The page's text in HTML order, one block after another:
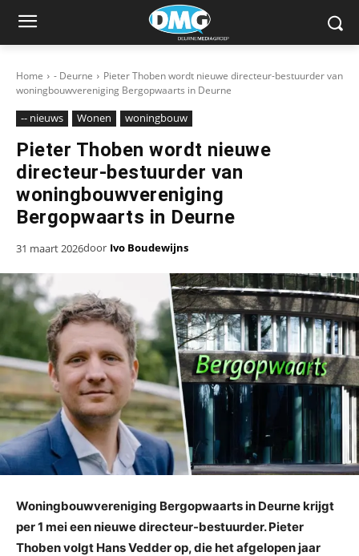
Home - Deurne
Pieter Thoben wordt nieuwe directeur-bestuurder van
woningbouwvereniging Bergopwaarts in Deurne
-- nieuws Wonen woningbouw
Pieter Thoben wordt nieuwe
directeur-bestuurder van
woningbouwvereniging
Bergopwaarts in Deurne
31 maart 2026door Ivo Boudewijns
Woningbouwvereniging Bergopwaarts in Deurne krijgt
per 1 mei een nieuwe directeur-bestuurder. Pieter
Thoben volgt Hans Vedder op, die het afgelopen jaar